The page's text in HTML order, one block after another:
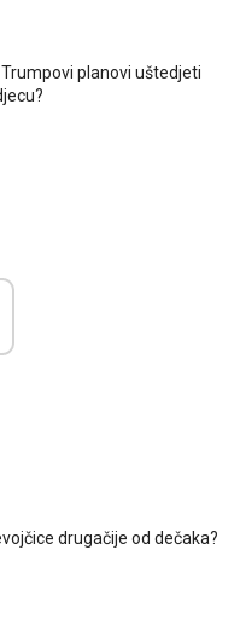
planovi uštedjeti
drugačije od dečaka?